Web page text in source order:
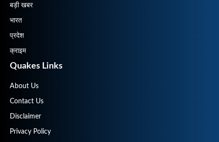
बड़ी खबर
भारत
प्रदेश
क्राइम
Quakes Links
About Us
Contact Us
Disclaimer
Privacy Policy